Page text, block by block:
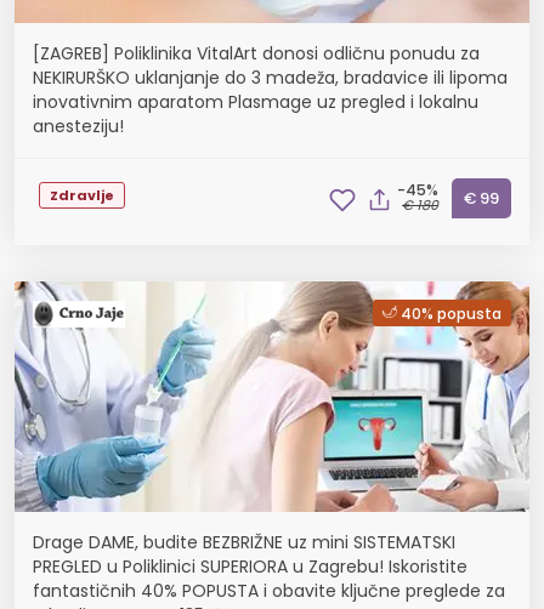
[ZAGREB] Poliklinika VitalArt donosi odličnu ponudu za
NEKIRURŠKO uklanjanje do 3 madeža, bradavice ili lipoma
inovativnim aparatom Plasmage uz pregled i lokalnu
anesteziju!
Zdravlje -45%
€ 180 € 99
40% popusta
Drage DAME, budite BEZBRIŽNE uz mini SISTEMATSKI
PREGLED u Poliklinici SUPERIORA u Zagrebu! Iskoristite
fantastičnih 40% POPUSTA i obavite ključne preglede za